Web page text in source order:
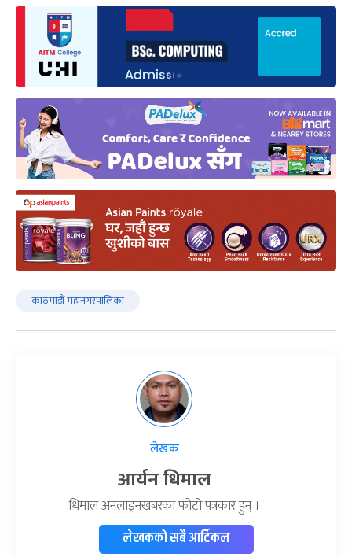
काठमाडौं महानगरपालिका
लेखक
आर्यन धिमाल
धिमाल अनलाइनखबरका फोटो पत्रकार हुन् ।
लेखकको सबै आर्टिकल